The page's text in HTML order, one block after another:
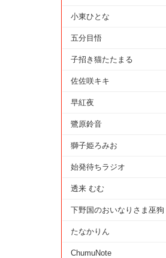
小東ひとな
五分目悟
子招き猫たたまる
佐佐咲キキ
早紅夜
鷺原鈴音
獅子姫ろみお
始発待ちラジオ
透来 むむ
下野国のおいなりさま巫狗
たなかりん
ChumuNote